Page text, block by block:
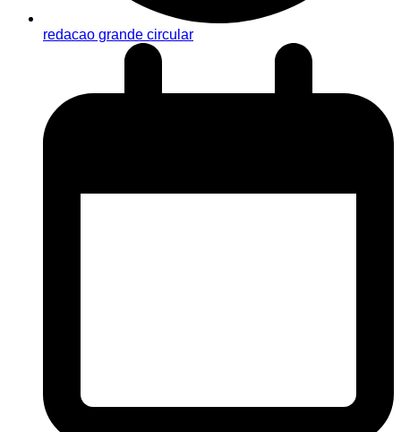
redacao grande circular